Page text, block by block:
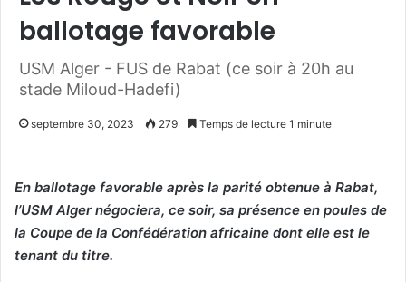
ballotage favorable
USM Alger - FUS de Rabat (ce soir à 20h au
stade Miloud-Hadefi)
septembre 30, 2023 279 Temps de lecture 1 minute
En ballotage favorable après la parité obtenue à Rabat,
l’USM Alger négociera, ce soir, sa présence en poules de
la Coupe de la Confédération africaine dont elle est le
tenant du titre.